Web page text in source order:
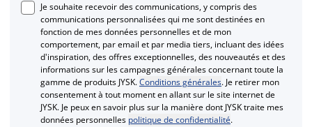
Je souhaite recevoir des communications, y compris des
communications personnalisées qui me sont destinées en
fonction de mes données personnelles et de mon
comportement, par email et par media tiers, incluant des idées
d'inspiration, des offres exceptionnelles, des nouveautés et des
informations sur les campagnes générales concernant toute la
gamme de produits JYSK.Conditions générales. Je retirer mon
consentement à tout moment en allant sur le site internet de
JYSK. Je peux en savoir plus sur la manière dont JYSK traite mes
données personnelles politique de confidentialité.